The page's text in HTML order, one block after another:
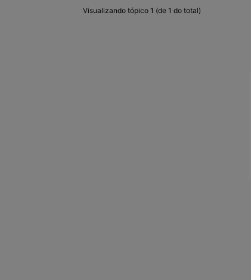
Visualizando tópico 1 (de 1 do total)